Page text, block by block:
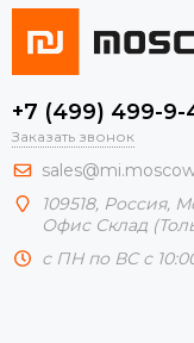
+7 (499) 499-9-
Заказать звонок
109518, Россия,
Офис Склад
с ПН по ВС с